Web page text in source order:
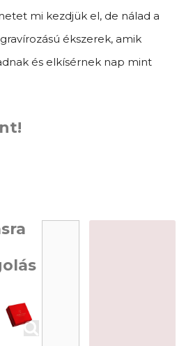
mi kezdjük el, de nálad a
ékszerek, amik
és elkísérnek nap mint